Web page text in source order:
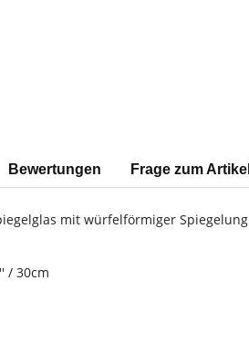
anzeigen
Bewertungen Frage zum Artikel
mit würfelförmiger Spiegelung
/ 30cm